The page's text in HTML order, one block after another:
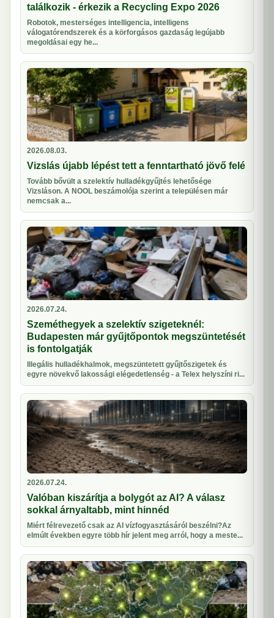
találkozik - érkezik a Recycling Expo 2026
Robotok, mesterséges intelligencia, intelligens
válogatórendszerek és a körforgásos gazdaság legújabb
megoldásai egy he...
2026.08.03.
Vizslás újabb lépést tett a fenntartható jövő felé
Tovább bővült a szelektív hulladékgyűjtés lehetősége
Vizsláson. A NOOL beszámolója szerint a településen már
nemcsak a...
2026.07.24.
Szeméthegyek a szelektív szigeteknél:
Budapesten már gyűjtőpontok megszüntetését
is fontolgatják
Illegális hulladékhalmok, megszüntetett gyűjtőszigetek és
egyre növekvő lakossági elégedetlenség - a Telex helyszíni ri...
2026.07.24.
Valóban kiszárítja a bolygót az AI? A válasz
sokkal árnyaltabb, mint hinnéd
Miért félrevezető csak az AI vízfogyasztásáról beszélni?Az
elmúlt években egyre több hír jelent meg arról, hogy a meste...